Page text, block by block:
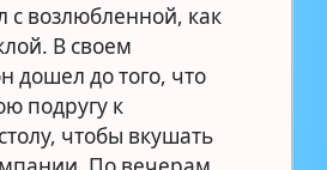
с возлюбленной, как
В своем
дошел до того, что
подругу к
чтобы вкушать